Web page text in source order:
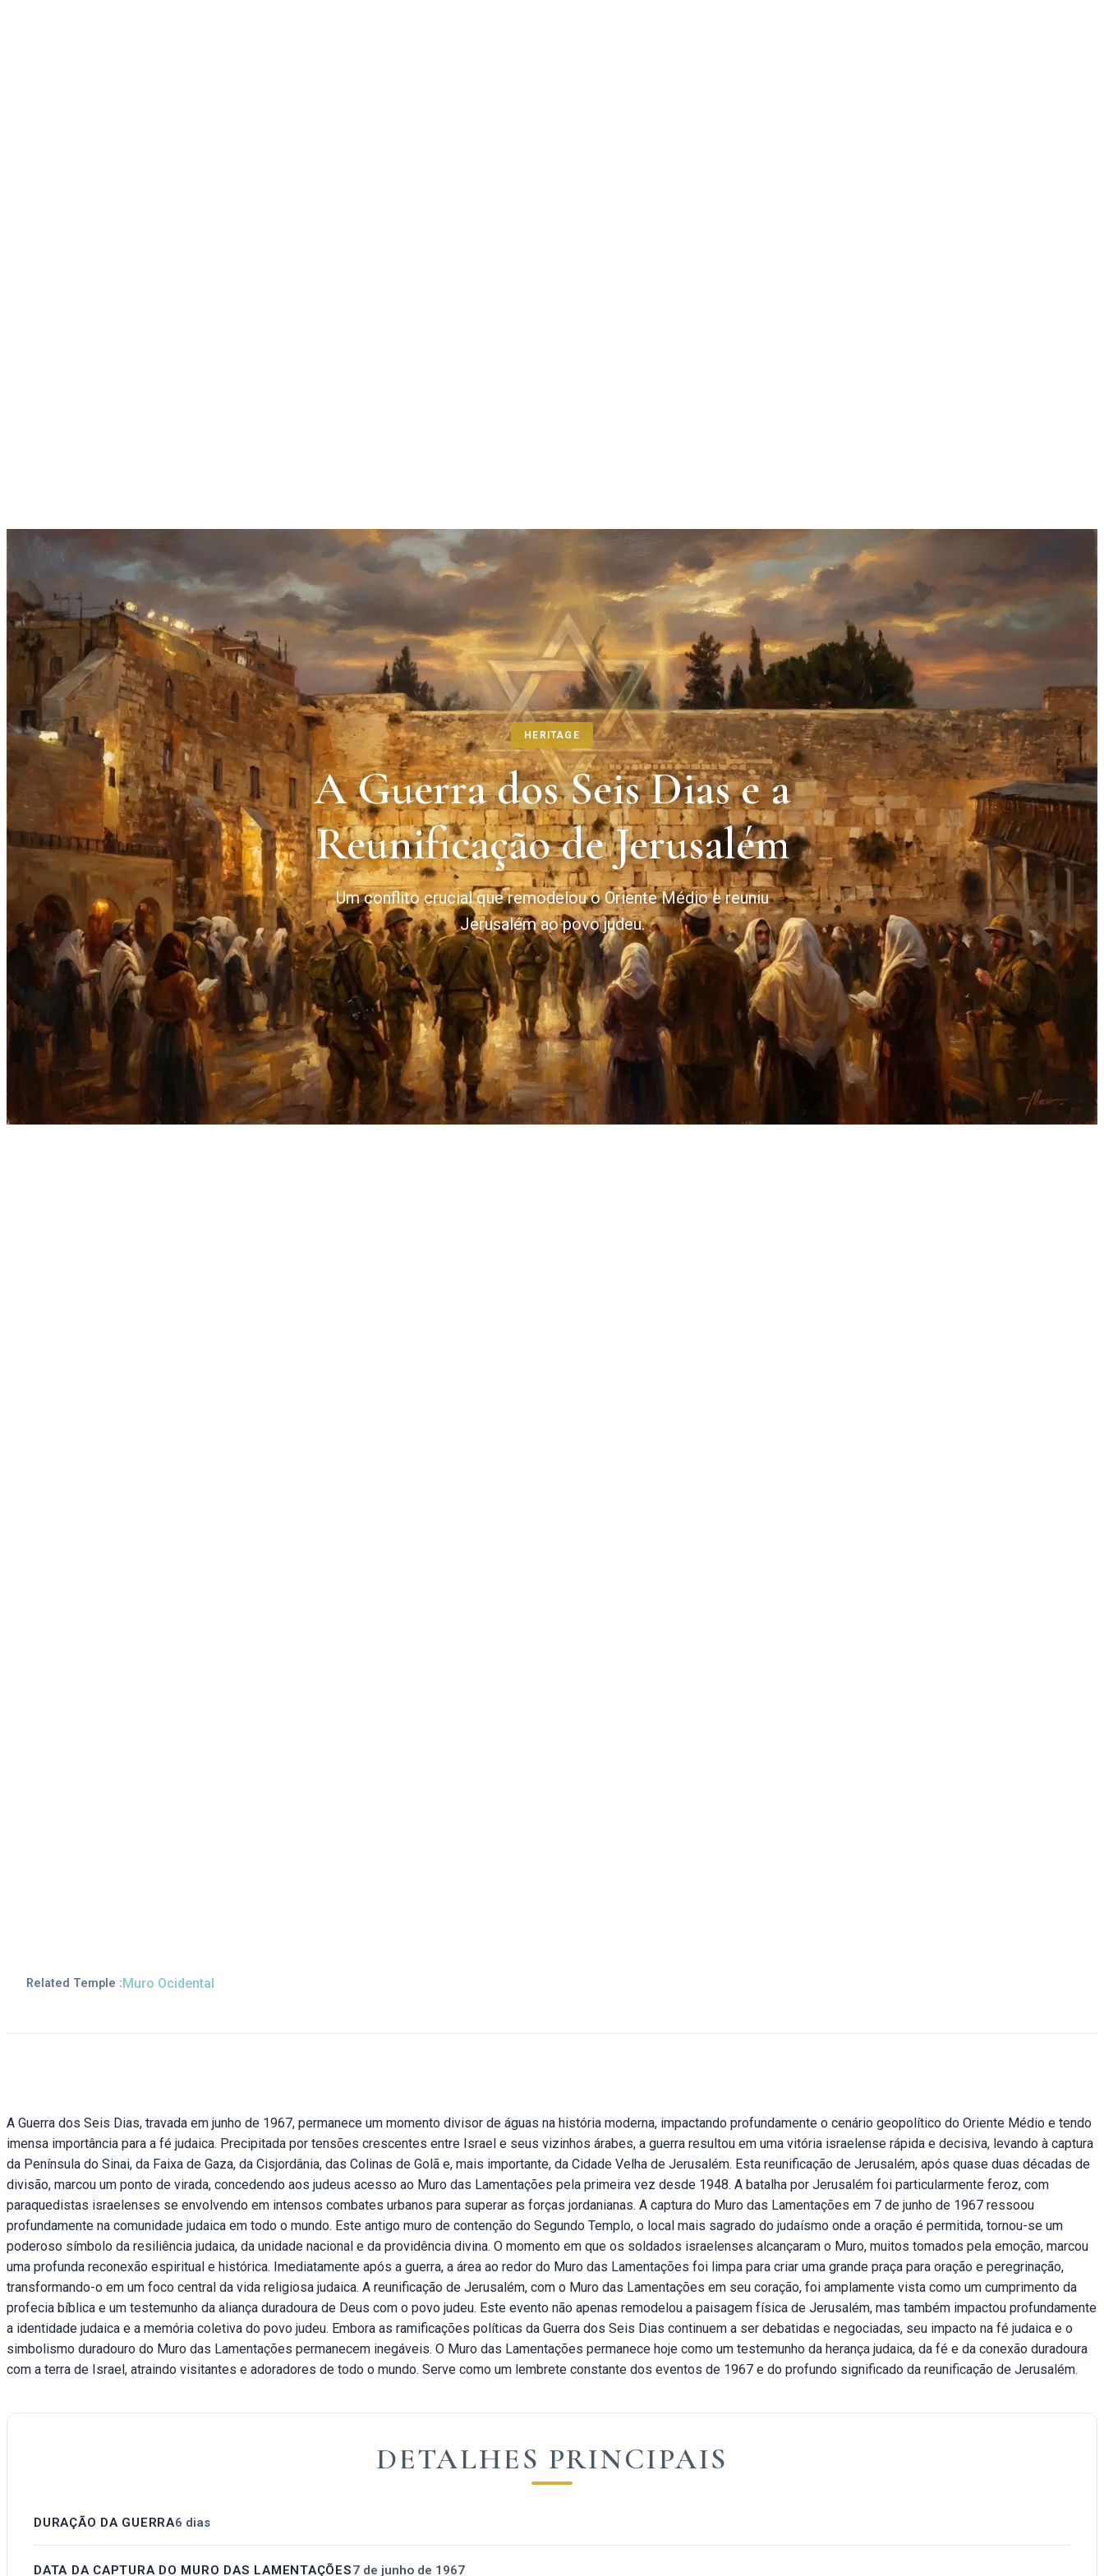
HERITAGE
A Guerra dos Seis Dias e a
Reunificação de Jerusalém
Um conflito crucial que remodelou o Oriente Médio e reuniu
Jerusalém ao povo judeu.
Related Temple :Muro Ocidental
A Guerra dos Seis Dias, travada em junho de 1967, permanece um momento divisor de águas na história moderna, impactando profundamente o cenário geopolítico do Oriente Médio e tendo
imensa importância para a fé judaica. Precipitada por tensões crescentes entre Israel e seus vizinhos árabes, a guerra resultou em uma vitória israelense rápida e decisiva, levando à captura
da Península do Sinai, da Faixa de Gaza, da Cisjordânia, das Colinas de Golã e, mais importante, da Cidade Velha de Jerusalém. Esta reunificação de Jerusalém, após quase duas décadas de
divisão, marcou um ponto de virada, concedendo aos judeus acesso ao Muro das Lamentações pela primeira vez desde 1948. A batalha por Jerusalém foi particularmente feroz, com
paraquedistas israelenses se envolvendo em intensos combates urbanos para superar as forças jordanianas. A captura do Muro das Lamentações em 7 de junho de 1967 ressoou
profundamente na comunidade judaica em todo o mundo. Este antigo muro de contenção do Segundo Templo, o local mais sagrado do judaísmo onde a oração é permitida, tornou-se um
poderoso símbolo da resiliência judaica, da unidade nacional e da providência divina. O momento em que os soldados israelenses alcançaram o Muro, muitos tomados pela emoção, marcou
uma profunda reconexão espiritual e histórica. Imediatamente após a guerra, a área ao redor do Muro das Lamentações foi limpa para criar uma grande praça para oração e peregrinação,
transformando-o em um foco central da vida religiosa judaica. A reunificação de Jerusalém, com o Muro das Lamentações em seu coração, foi amplamente vista como um cumprimento da
profecia bíblica e um testemunho da aliança duradoura de Deus com o povo judeu. Este evento não apenas remodelou a paisagem física de Jerusalém, mas também impactou profundamente
a identidade judaica e a memória coletiva do povo judeu. Embora as ramificações políticas da Guerra dos Seis Dias continuem a ser debatidas e negociadas, seu impacto na fé judaica e o
simbolismo duradouro do Muro das Lamentações permanecem inegáveis. O Muro das Lamentações permanece hoje como um testemunho da herança judaica, da fé e da conexão duradoura
com a terra de Israel, atraindo visitantes e adoradores de todo o mundo. Serve como um lembrete constante dos eventos de 1967 e do profundo significado da reunificação de Jerusalém.
DETALHES PRINCIPAIS
DURAÇÃO DA GUERRA6 dias
DATA DA CAPTURA DO MURO DAS LAMENTAÇÕES7 de junho de 1967